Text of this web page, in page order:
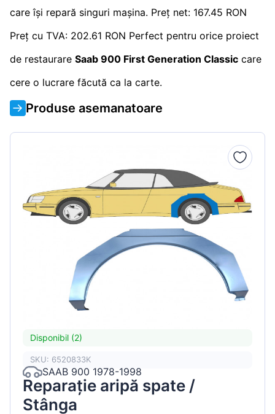
care își repară singuri mașina. Preț net: 167.45 RON
Preț cu TVA: 202.61 RON Perfect pentru orice proiect
de restaurare Saab 900 First Generation Classic care
cere o lucrare făcută ca la carte.
Produse asemanatoare
Disponibil (2)
SKU: 6520833K
SAAB 900 1978-1998
Reparație aripă spate /
Stânga